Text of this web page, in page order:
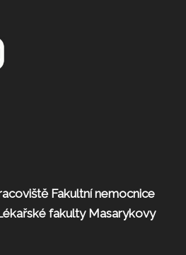
Fakultní nemocnice
fakulty Masarykovy